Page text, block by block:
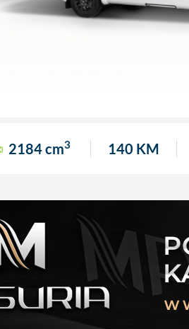
2184 cm3 140 KM